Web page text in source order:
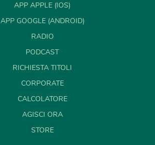
APP APPLE (IOS)
APP GOOGLE (ANDROID)
RADIO
PODCAST
RICHIESTA TITOLI
CORPORATE
CALCOLATORE
AGISCI ORA
STORE